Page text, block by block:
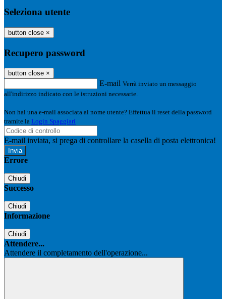
Seleziona utente
button close ×
Recupero password
button close ×
E-mail Verrà inviato un messaggio
all'indirizzo indicato con le istruzioni necessarie.
Non hai una e-mail associata al nome utente? Effettua il reset della password
tramite la Login Spaggiari
E-mail inviata, si prega di controllare la casella di posta elettronica!
Errore
Chiudi
Successo
Chiudi
Informazione
Chiudi
Attendere...
Attendere il completamento dell'operazione...